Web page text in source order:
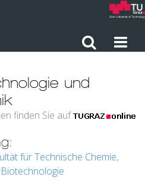
und
finden Sie auf
für Technische Chemie,